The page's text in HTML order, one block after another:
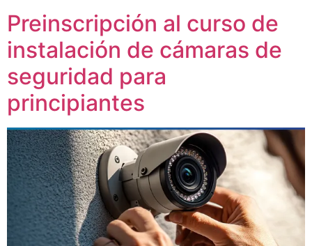
Preinscripción al curso de
instalación de cámaras de
seguridad para
principiantes